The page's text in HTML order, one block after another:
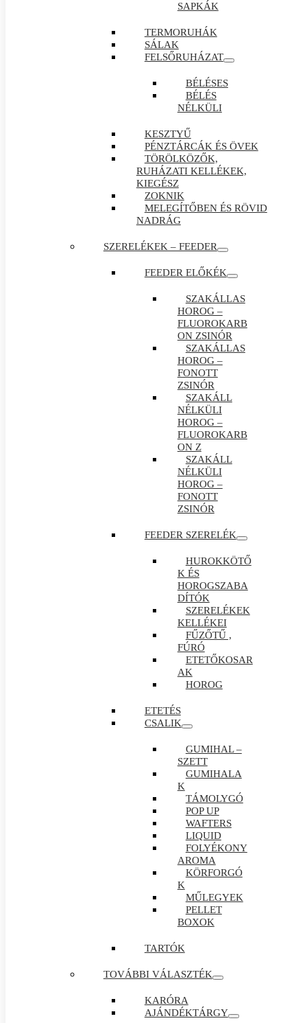
SAPKÁK
TERMORUHÁK
SÁLAK
FELSŐRUHÁZAT
BÉLÉSES
BÉLÉS
NÉLKÜLI
KESZTYŰ
PÉNZTÁRCÁK ÉS ÖVEK
TÖRÖLKÖZŐK,
RUHÁZATI KELLÉKEK,
KIEGÉSZ
ZOKNIK
MELEGÍTŐBEN ÉS RÖVID
NADRÁG
SZERELÉKEK – FEEDER
FEEDER ELŐKÉK
SZAKÁLLAS
HOROG –
FLUOROKARB
ON ZSINÓR
SZAKÁLLAS
HOROG –
FONOTT
ZSINÓR
SZAKÁLL
NÉLKÜLI
HOROG –
FLUOROKARB
ON Z
SZAKÁLL
NÉLKÜLI
HOROG –
FONOTT
ZSINÓR
FEEDER SZERELÉK
HUROKKÖTŐ
K ÉS
HOROGSZABA
DÍTÓK
SZERELÉKEK
KELLÉKEI
FŰZŐTŰ ,
FÚRÓ
ETETŐKOSAR
AK
HOROG
ETETÉS
CSALIK
GUMIHAL –
SZETT
GUMIHALA
K
TÁMOLYGÓ
POP UP
WAFTERS
LIQUID
FOLYÉKONY
AROMA
KÖRFORGÓ
K
MŰLEGYEK
PELLET
BOXOK
TARTÓK
TOVÁBBI VÁLASZTÉK
KARÓRA
AJÁNDÉKTÁRGY